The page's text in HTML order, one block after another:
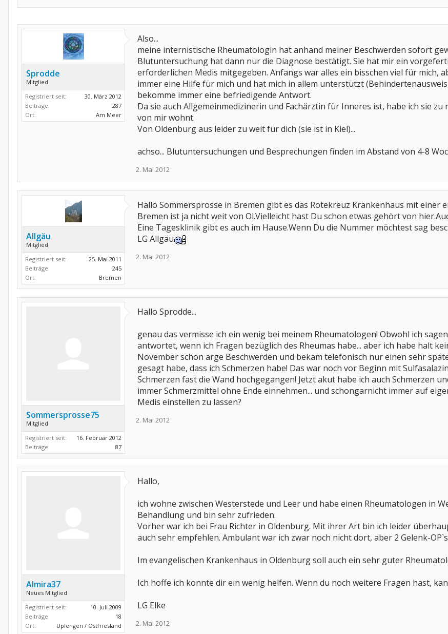
Sprodde
Mitglied
Registriert seit:
30. März 2012
Beiträge:
287
Ort:
Am Meer
Also...
meine internistische Rheumatologin hat anhand meiner Beschwerden sofort
Blutuntersuchung hat dann nur die Diagnose bestätigt. Sie hat mir ein
erforderlichen Medis mitgegeben. Anfangs war alles ein bisschen viel für mich,
immer eine Hilfe für mich und hat mich in allem unterstützt
bekomme immer eine befriedigende Antwort.
Da sie auch Allgemeinmedizinerin und Fachärztin für Inneres ist, habe ich sie
von mir wohnt.
Von Oldenburg aus leider zu weit für dich (sie ist in Kiel)...
achso... Blutuntersuchungen und Besprechungen finden im Abstand von 4-8
2. Mai 2012
Allgäu
Mitglied
Registriert seit:
25. Mai 2011
Beiträge:
245
Ort:
Bremen
Hallo Sommersprosse in Bremen gibt es das Rotekreuz Krankenhaus mit einer
Bremen ist ja nicht weit von Ol.Vielleicht hast Du schon etwas gehört von
Eine Tagesklinik gibt es auch im Hause.Wenn Du die Nummer möchtest sag
LG Allgäu
2. Mai 2012
Sommersprosse75
Mitglied
Registriert seit:
16. Februar 2012
Beiträge:
87
Hallo Sprodde...
genau das vermisse ich ein wenig bei meinem Rheumatologen! Obwohl ich
antwortet, wenn ich Fragen bezüglich des Rheumas habe... aber ich habe halt
November schon arge Beschwerden und bekam telefonisch nur einen sehr
gesagt habe, dass ich Schmerzen habe! Das war noch vor Beginn mit
Schmerzen fast die Wand hochgegangen! Jetzt akut habe ich auch Schmerzen
immer Schmerzmittel ohne Ende einnehmen... und schongarnicht immer auf
Medis einstellen zu lassen?
2. Mai 2012
Almira37
Neues Mitglied
Registriert seit:
10. Juli 2009
Beiträge:
18
Ort:
Uplengen / Ostfriesland
Hallo,
ich wohne zwischen Westerstede und Leer und habe einen Rheumatologen in
Behandlung und bin sehr zufrieden.
Vorher war ich bei Frau Richter in Oldenburg. Mit ihrer Art bin ich leider
auch sehr empfehlen. Ambulant war ich zwar noch nicht dort, aber 2 Gelenk-
Im evangelischen Krankenhaus in Oldenburg soll auch ein sehr guter
Ich hoffe ich konnte dir ein wenig helfen. Wenn du noch weitere Fragen hast,
LG Elke
2. Mai 2012